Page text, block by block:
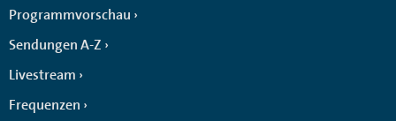
Programmvorschau
Sendungen A-Z
Livestream
Frequenzen